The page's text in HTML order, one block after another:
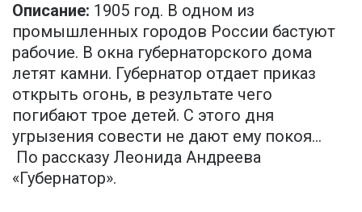
Описание: 1905 год. В одном из
промышленных городов России бастуют
рабочие. В окна губернаторского дома
летят камни. Губернатор отдает приказ
открыть огонь, в результате чего
погибают трое детей. С этого дня
угрызения совести не дают ему покоя...
По рассказу Леонида Андреева
«Губернатор».